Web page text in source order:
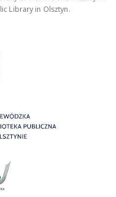
Library in Olsztyn.